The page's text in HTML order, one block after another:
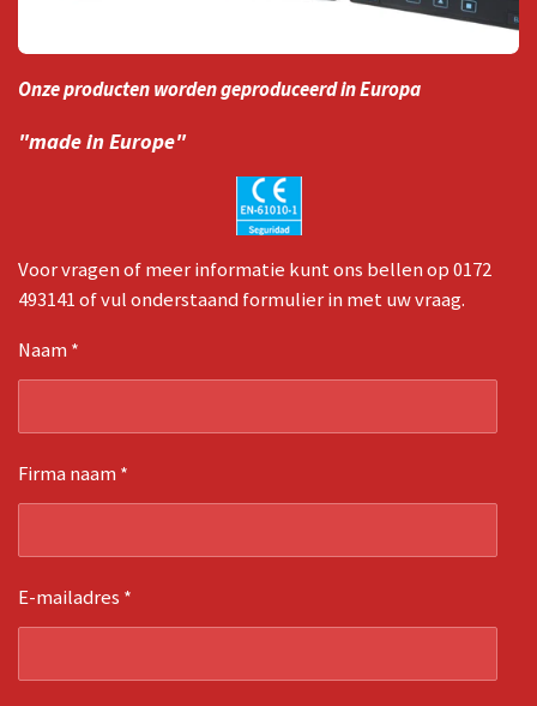
Onze producten worden geproduceerd in Europa
"made in Europe"
Voor vragen of meer informatie kunt ons bellen op 0172
493141 of vul onderstaand formulier in met uw vraag.
Naam *
Firma naam *
E-mailadres *